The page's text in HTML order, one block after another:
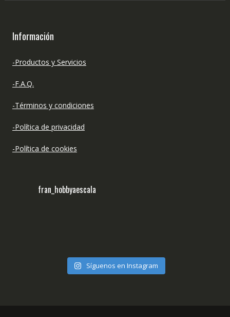
Información
-Productos y Servicios
-F.A.Q.
-Términos y condiciones
-Política de privacidad
-Política de cookies
fran_hobbyaescala
Síguenos en Instagram